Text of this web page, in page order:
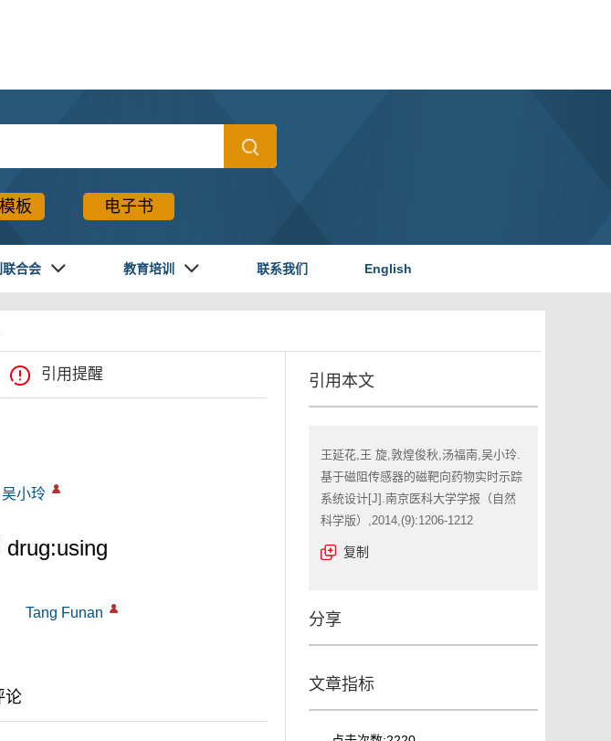
板 电子书
联合会 教育培训 联系我们 English
引用提醒
吴小玲
Tang Funan
论
引用本文
王延花,王 旋,敦煌俊秋,汤福南,吴小玲.
基于磁阻传感器的磁靶向药物实时示踪
系统设计[J].南京医科大学学报（自然
科学版）,2014,(9):1206-1212
复制
分享
文章指标